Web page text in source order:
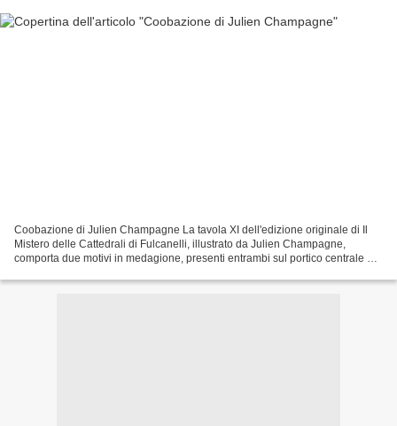
Coobazione di Julien Champagne La tavola XI dell'edizione originale di Il
Mistero delle Cattedrali di Fulcanelli, illustrato da Julien Champagne,
comporta due motivi in medagione, presenti entrambi sul portico centrale di